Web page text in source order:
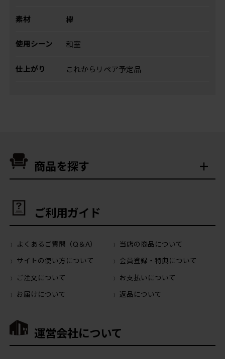
素材 欅
使用シーン 和室
仕上がり これからリペア予定品
商品を探す
ご利用ガイド
よくあるご質問（Q＆A）
当店の商品について
サイトの使い方について
会員登録・特典について
ご注文について
お支払いについて
お届けについて
返品について
運営会社について